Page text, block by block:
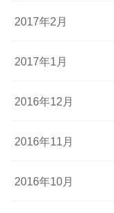
2017年2月
2017年1月
2016年12月
2016年11月
2016年10月